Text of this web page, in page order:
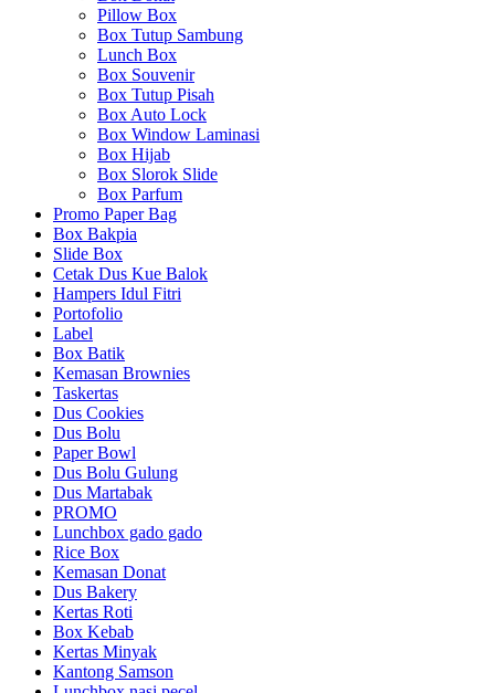
Pillow Box
Box Tutup Sambung
Lunch Box
Box Souvenir
Box Tutup Pisah
Box Auto Lock
Box Window Laminasi
Box Hijab
Box Slorok Slide
Box Parfum
Promo Paper Bag
Box Bakpia
Slide Box
Cetak Dus Kue Balok
Hampers Idul Fitri
Portofolio
Label
Box Batik
Kemasan Brownies
Taskertas
Dus Cookies
Dus Bolu
Paper Bowl
Dus Bolu Gulung
Dus Martabak
PROMO
Lunchbox gado gado
Rice Box
Kemasan Donat
Dus Bakery
Kertas Roti
Box Kebab
Kertas Minyak
Kantong Samson